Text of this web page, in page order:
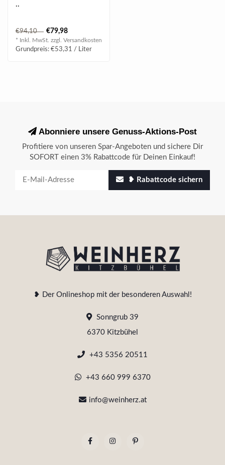
..
€94,10 €79,98
* Inkl. MwSt. zzgl. Versandkosten
Grundpreis: €53,31 / Liter
Abonniere unsere Genuss-Aktions-Post
Profitiere von unseren Spar-Angeboten und sichere Dir
SOFORT einen 3% Rabattcode für Deinen Einkauf!
❥ Rabattcode sichern
❥ Der Onlineshop mit der besonderen Auswahl!
Sonngrub 39
6370 Kitzbühel
+43 5356 20511
+43 660 999 6370
info@weinherz.at